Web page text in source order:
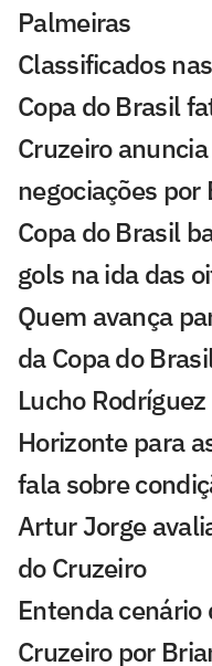
Palmeiras
Classificados
Copa do Brasil
Cruzeiro
negociações por
Copa do Brasil
gols na ida das
Quem avança
da Copa do
Lucho
Horizonte para
fala sobre
Artur Jorge
do Cruzeiro
Entenda cenário
Cruzeiro por